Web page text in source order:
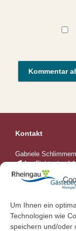
Um Ihnen ein
Technologien wie
speichern und/oder
Kontakt
Gabriele
Am Fichtenkopf
65385 Rüdesheim
+49 (0)6722 710
Kontakt